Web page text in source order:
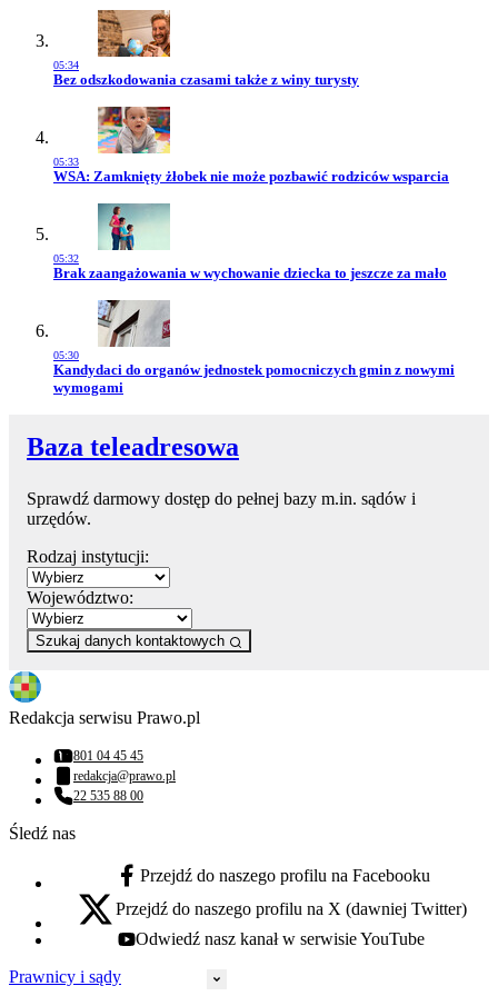
05:34
Przejdź do artykułu:
Bez odszkodowania czasami także z winy turysty
05:33
Przejdź do artykułu:
WSA: Zamknięty żłobek nie może pozbawić rodziców wsparcia
05:32
Przejdź do artykułu:
Brak zaangażowania w wychowanie dziecka to jeszcze za mało
05:30
Przejdź do artykułu:
Kandydaci do organów jednostek pomocniczych gmin z nowymi
wymogami
Baza teleadresowa
Sprawdź darmowy dostęp do pełnej bazy m.in. sądów i
urzędów.
Rodzaj instytucji:
Województwo:
Szukaj danych kontaktowych
Redakcja serwisu Prawo.pl
Numer telefonu:
801 04 45 45
Adres email:
redakcja@prawo.pl
Numer telefonu:
22 535 88 00
Śledź nas
facebook - otwiera się w nowej karcie
Przejdź do naszego profilu na Facebooku
x - otwiera się w nowej karcie
Przejdź do naszego profilu na X (dawniej Twitter)
youtube - otwiera się w nowej karcie
Odwiedź nasz kanał w serwisie YouTube
Prawnicy i sądy